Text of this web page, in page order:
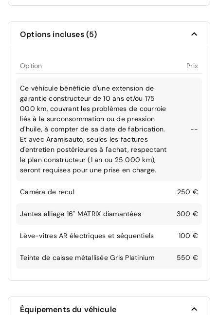
Options incluses (5)
Option Prix
Ce véhicule bénéficie d'une extension de
garantie constructeur de 10 ans et/ou 175
000 km, couvrant les problèmes de courroie
liés à la surconsommation ou de pression
d'huile, à compter de sa date de fabrication.
Et avec Aramisauto, seules les factures
d'entretien postérieures à l'achat, respectant
le plan constructeur (1 an ou 25 000 km),
seront requises pour une prise en charge.
--
Caméra de recul 250 €
Jantes alliage 16" MATRIX diamantées 300 €
Lève-vitres AR électriques et séquentiels 100 €
Teinte de caisse métallisée Gris Platinium 550 €
Équipements du véhicule